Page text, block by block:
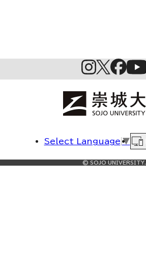
Select Language ▼
© SOJO UNIVERSITY.